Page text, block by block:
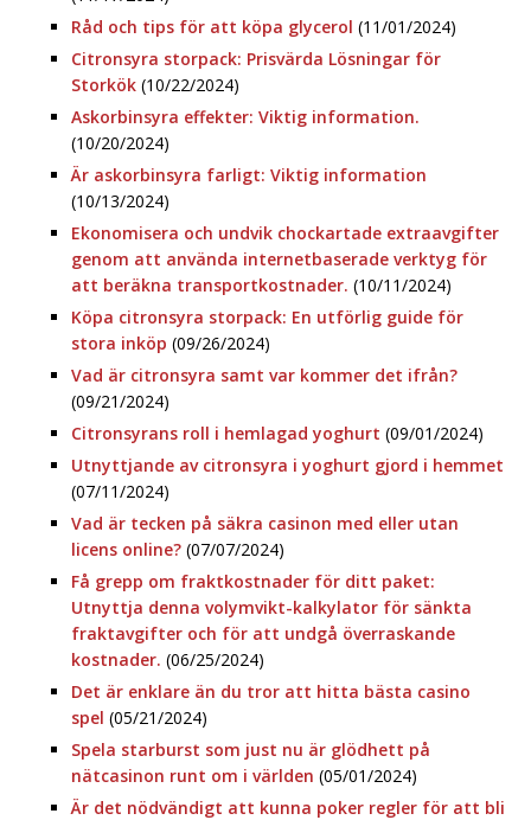
Råd och tips för att köpa glycerol (11/01/2024)
Citronsyra storpack: Prisvärda Lösningar för
Storkök (10/22/2024)
Askorbinsyra effekter: Viktig information.
(10/20/2024)
Är askorbinsyra farligt: Viktig information
(10/13/2024)
Ekonomisera och undvik chockartade extraavgifter
genom att använda internetbaserade verktyg för
att beräkna transportkostnader. (10/11/2024)
Köpa citronsyra storpack: En utförlig guide för
stora inköp (09/26/2024)
Vad är citronsyra samt var kommer det ifrån?
(09/21/2024)
Citronsyrans roll i hemlagad yoghurt (09/01/2024)
Utnyttjande av citronsyra i yoghurt gjord i hemmet
(07/11/2024)
Vad är tecken på säkra casinon med eller utan
licens online? (07/07/2024)
Få grepp om fraktkostnader för ditt paket:
Utnyttja denna volymvikt-kalkylator för sänkta
fraktavgifter och för att undgå överraskande
kostnader. (06/25/2024)
Det är enklare än du tror att hitta bästa casino
spel (05/21/2024)
Spela starburst som just nu är glödhett på
nätcasinon runt om i världen (05/01/2024)
Är det nödvändigt att kunna poker regler för att bli